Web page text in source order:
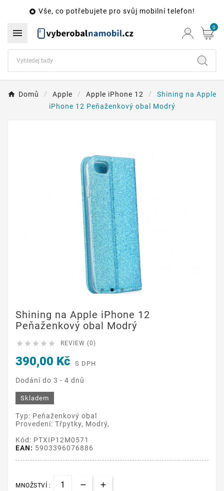
 Vše, co potřebujete pro svůj mobilní telefon!
 0
Domů Apple Apple iPhone 12
Shining na Apple
iPhone 12 Peňaženkový obal Modrý
Shining na Apple iPhone 12
Peňaženkový obal Modrý
     REVIEW (0)
390,00 Kč S DPH
Dodání do 3 - 4 dnů
Skladem
Typ: Peňaženkový obal
Provedení: Třpytky, Modrý,
Kód: PTXIP12M0571
EAN: 5903396076886
MNOŽSTVÍ :